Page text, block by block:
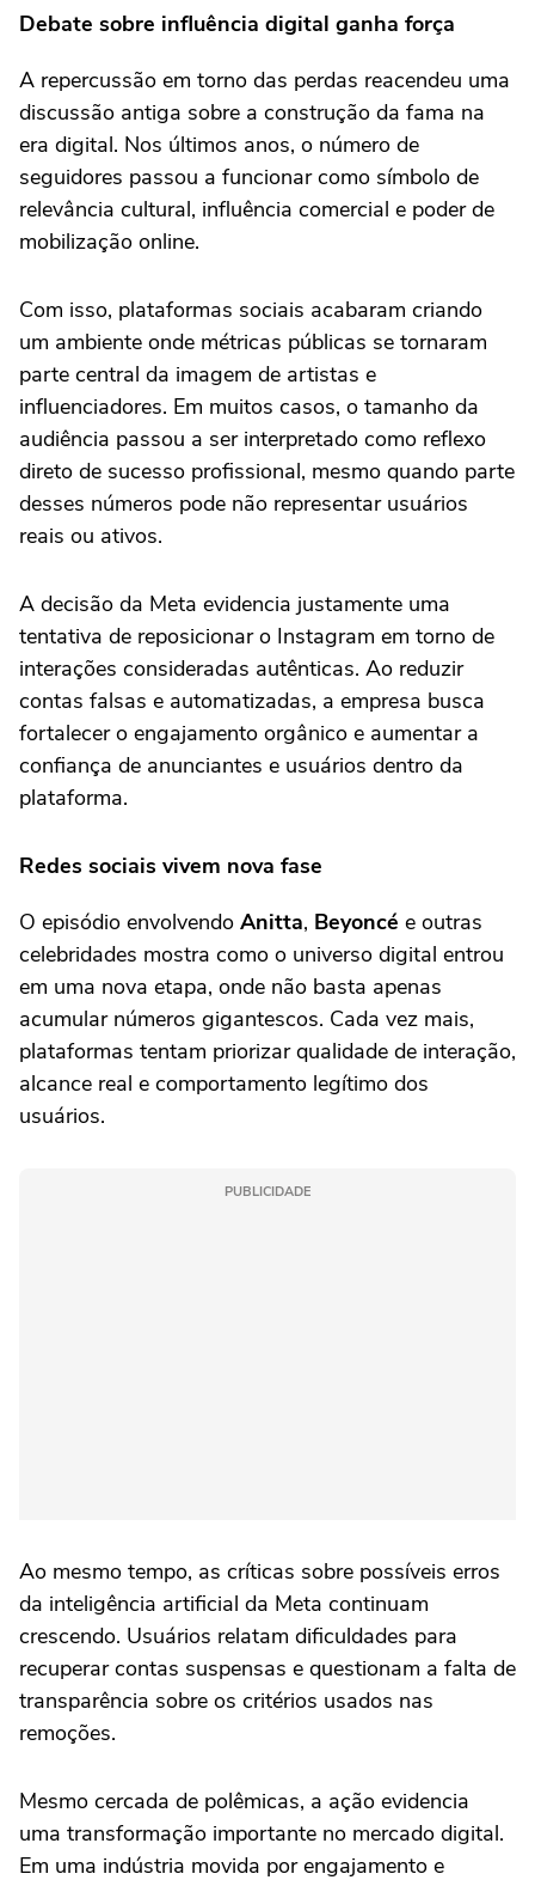
Debate sobre influência digital ganha força
A repercussão em torno das perdas reacendeu uma
discussão antiga sobre a construção da fama na
era digital. Nos últimos anos, o número de
seguidores passou a funcionar como símbolo de
relevância cultural, influência comercial e poder de
mobilização online.
Com isso, plataformas sociais acabaram criando
um ambiente onde métricas públicas se tornaram
parte central da imagem de artistas e
influenciadores. Em muitos casos, o tamanho da
audiência passou a ser interpretado como reflexo
direto de sucesso profissional, mesmo quando parte
desses números pode não representar usuários
reais ou ativos.
A decisão da Meta evidencia justamente uma
tentativa de reposicionar o Instagram em torno de
interações consideradas autênticas. Ao reduzir
contas falsas e automatizadas, a empresa busca
fortalecer o engajamento orgânico e aumentar a
confiança de anunciantes e usuários dentro da
plataforma.
Redes sociais vivem nova fase
O episódio envolvendo Anitta, Beyoncé e outras
celebridades mostra como o universo digital entrou
em uma nova etapa, onde não basta apenas
acumular números gigantescos. Cada vez mais,
plataformas tentam priorizar qualidade de interação,
alcance real e comportamento legítimo dos
usuários.
PUBLICIDADE
Ao mesmo tempo, as críticas sobre possíveis erros
da inteligência artificial da Meta continuam
crescendo. Usuários relatam dificuldades para
recuperar contas suspensas e questionam a falta de
transparência sobre os critérios usados nas
remoções.
Mesmo cercada de polêmicas, a ação evidencia
uma transformação importante no mercado digital.
Em uma indústria movida por engajamento e